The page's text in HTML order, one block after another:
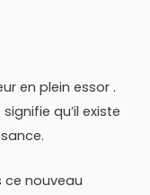
en plein essor .
qu’il existe
ce nouveau